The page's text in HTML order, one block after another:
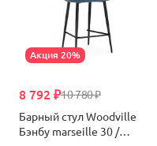
Акция 20%
10 780 ₽
8 792 ₽
Барный стул Woodville
Бэнбу marseille 30 /